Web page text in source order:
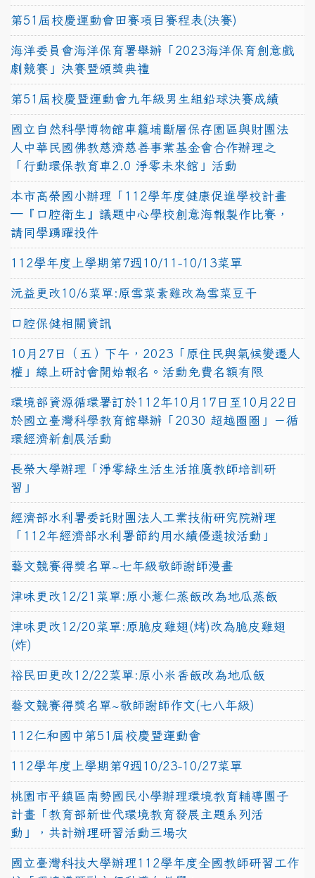
第51屆校慶運動會田賽項目賽程表(決賽)
海洋委員會海洋保育署舉辦「2023海洋保育創意戲
劇競賽」決賽暨頒獎典禮
第51屆校慶暨運動會九年級男生組鉛球決賽成績
國立自然科學博物館車籠埔斷層保存園區與財團法
人中華民國佛教慈濟慈善事業基金會合作辦理之
「行動環保教育車2.0 淨零未來館」活動
本市高榮國小辦理「112學年度健康促進學校計畫
─『口腔衛生』議題中心學校創意海報製作比賽，
請同學踴躍投件
112學年度上學期第7週10/11-10/13菜單
沅益更改10/6菜單:原雪菜素雞改為雪菜豆干
口腔保健相關資訊
10月27日（五）下午，2023「原住民與氣候變遷人
權」線上研討會開始報名。活動免費名額有限
環境部資源循環署訂於112年10月17日至10月22日
於國立臺灣科學教育館舉辦「2030 超越圈圈」－循
環經濟新創展活動
長榮大學辦理「淨零綠生活生活推廣教師培訓研
習」
經濟部水利署委託財團法人工業技術研究院辦理
「112年經濟部水利署節約用水績優選拔活動」
藝文競賽得獎名單~七年級敬師謝師漫畫
津味更改12/21菜單:原小薏仁蒸飯改為地瓜蒸飯
津味更改12/20菜單:原脆皮雞翅(烤)改為脆皮雞翅
(炸)
裕民田更改12/22菜單:原小米香飯改為地瓜飯
藝文競賽得獎名單~敬師謝師作文(七八年級)
112仁和國中第51屆校慶暨運動會
112學年度上學期第9週10/23-10/27菜單
桃園市平鎮區南勢國民小學辦理環境教育輔導團子
計畫「教育部新世代環境教育發展主題系列活
動」，共計辦理研習活動三場次
國立臺灣科技大學辦理112學年度全國教師研習工作